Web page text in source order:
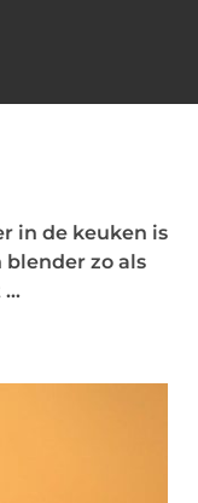
in de keuken is
zo als